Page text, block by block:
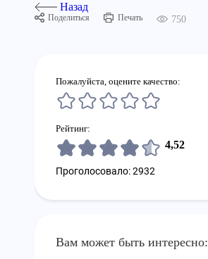
Назад
Поделиться Печать 750
Пожалуйста, оцените качество:
Рейтинг:
4,52
Проголосовало: 2932
Вам может быть интересно: